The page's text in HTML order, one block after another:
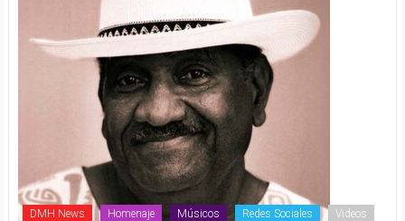
DMH News Homenaje Músicos Redes Sociales Videos